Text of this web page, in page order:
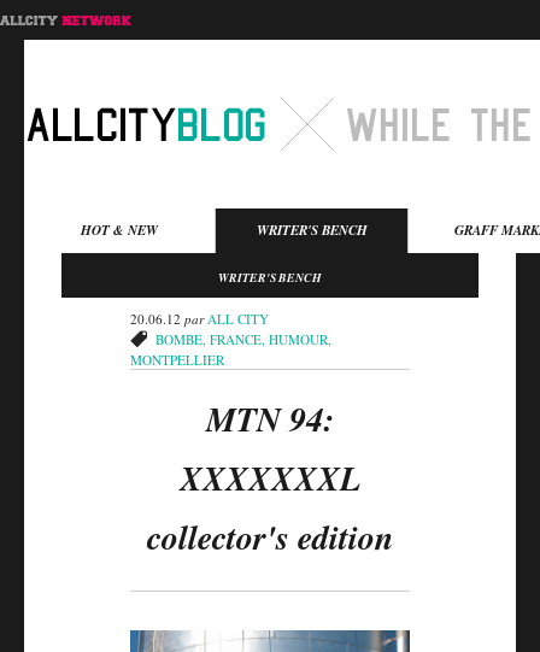
Aller au contenu
Aller au contenu
HOT & NEW WRITER'S BENCH GRAFF
WRITER'S BENCH
20.06.12 par ALL CITY
BOMBE ,FRANCE ,HUMOUR
MONTPELLIER
MTN 94:
XXXXXXXL
collector's edition